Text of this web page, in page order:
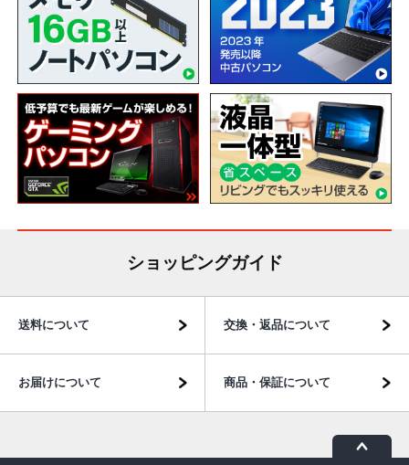
ショッピングガイド
送料について 交換・返品について
お届けについて 商品・保証について